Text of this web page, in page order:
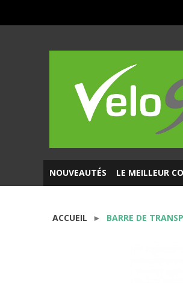
NOUVEAUTÉS LE MEILLEUR
ACCUEIL BARRE DE